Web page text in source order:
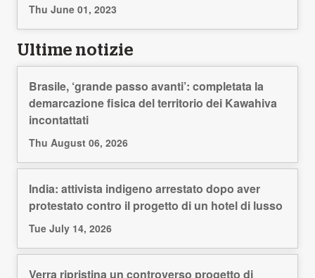
Thu June 01, 2023
Ultime notizie
Brasile, ‘grande passo avanti’: completata la
demarcazione fisica del territorio dei Kawahiva
incontattati
Thu August 06, 2026
India: attivista indigeno arrestato dopo aver
protestato contro il progetto di un hotel di lusso
Tue July 14, 2026
Verra ripristina un controverso progetto di